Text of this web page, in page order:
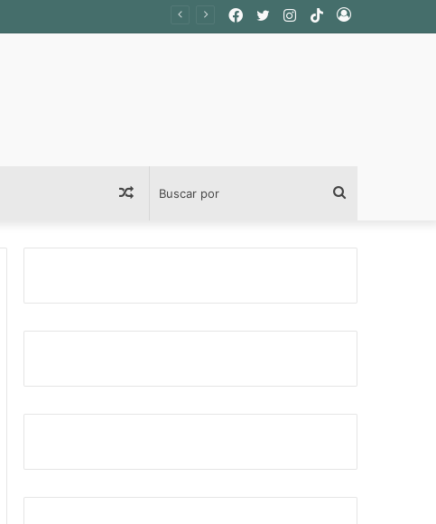
Acceso
TikTok
Instagram
Twitter
Facebook
por
Publicación
al
azar